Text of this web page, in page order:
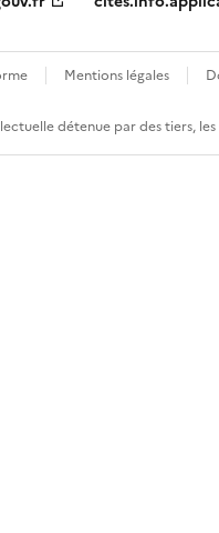
Mentions légales
détenue par des tiers,